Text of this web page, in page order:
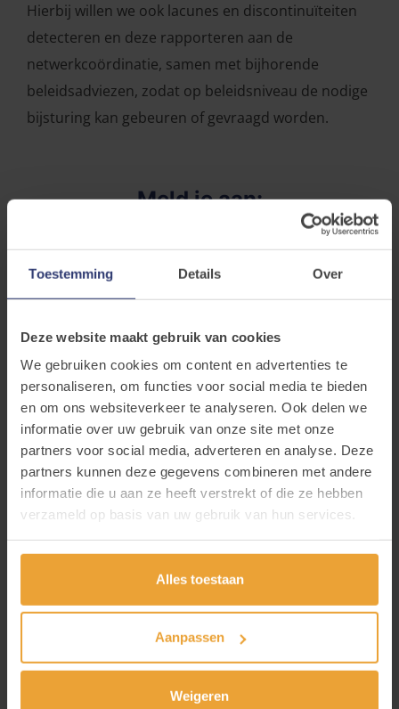
Toestemming Details Over
Deze website maakt gebruik van cookies
We gebruiken cookies om content en advertenties te
personaliseren, om functies voor social media te bieden
en om ons websiteverkeer te analyseren. Ook delen we
informatie over uw gebruik van onze site met onze
partners voor social media, adverteren en analyse. Deze
partners kunnen deze gegevens combineren met andere
informatie die u aan ze heeft verstrekt of die ze hebben
verzameld op basis van uw gebruik van hun services.
Alles toestaan
Aanpassen
Weigeren
Hierbij willen we ook lacunes en discontinuïteiten
detecteren en deze rapporteren aan de
netwerkcoördinatie, samen met bijhorende
beleidsadviezen, zodat op beleidsniveau de nodige
bijsturing kan gebeuren of gevraagd worden.
Meld je aan:
Als zorg- en/of hulpverlener kan je ondersteuning
vragen aan het MAST Eetstoornissen.
storing geven. Ons team werkt aan een oplossing.
Om te voorkomen dat je gegevens verloren gaan,
raden we je aan om altijd eerst een kopie van je
ingevulde formulier te bewaren.
Wij zijn telefonisch bereikbaar op011 49 42 78 :
Maandag 13u00 - 16u00
Dinsdag 9u00 - 12u00
Donderdag 13u00 - 16u00
Vrijdag 9u00 - 12u00.
Per mail via onthaalteam@ligant.be